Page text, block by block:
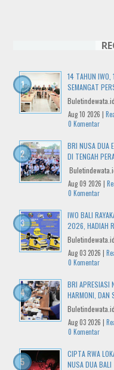
14 TAHUN IWO,
SEMANGAT
Aug 10 2026 |
0 Komentar
BRI NUSA DUA
DI TENGAH
Aug 09 2026 |
0 Komentar
IWO BALI
2026, HADIAH
Aug 03 2026 |
0 Komentar
BRI APRESIASI
HARMONI, DAN
Aug 03 2026 |
0 Komentar
CIPTA RWA
NUSA DUA BALI